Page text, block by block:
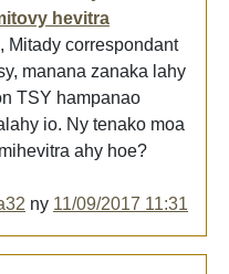
hevitra
Mitady correspondant
manana zanaka lahy
TSY hampanao
io. Ny tenako moa
ahy hoe?
ny 11/09/2017 11:31